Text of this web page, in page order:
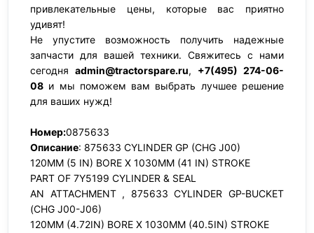
привлекательные цены, которые вас приятно
удивят!
Не упустите возможность получить надежные
запчасти для вашей техники. Свяжитесь с нами
сегодня admin@tractorspare.ru, +7(495) 274-06-
08 и мы поможем вам выбрать лучшее решение
для ваших нужд!
Номер:0875633
Описание: 875633 CYLINDER GP (CHG J00)
120MM (5 IN) BORE X 1030MM (41 IN) STROKE
PART OF 7Y5199 CYLINDER & SEAL
AN ATTACHMENT , 875633 CYLINDER GP-BUCKET
(CHG J00-J06)
120MM (4.72IN) BORE X 1030MM (40.5IN) STROKE